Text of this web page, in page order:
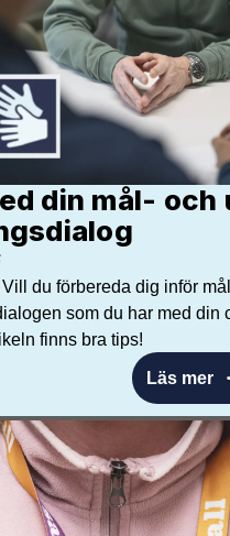
din mål-
du förbereda dig inför
som du har med din
finns bra tips!
Läs mer